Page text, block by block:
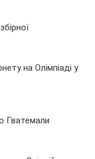
на Олімпіаді у
Гватемали